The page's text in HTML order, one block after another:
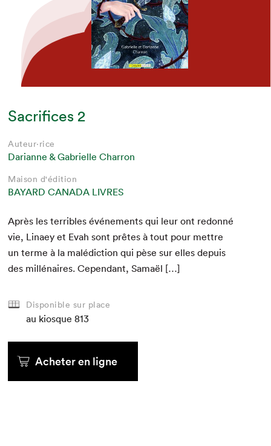
Sacrifices 2
Auteur·rice
Darianne & Gabrielle Charron
Maison d'édition
BAYARD CANADA LIVRES
Après les ter­ri­bles événe­ments qui leur ont redonné
vie, Linaey et Evah sont prêtes à tout pour met­tre
un terme à la malé­dic­tion qui pèse sur elles depuis
des mil­lé­naires. Cepen­dant, Samaël […]
Disponible sur place
au kiosque 813
Acheter en ligne